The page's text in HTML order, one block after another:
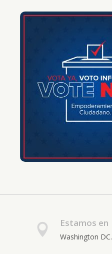
Estamos en
Washington DC.